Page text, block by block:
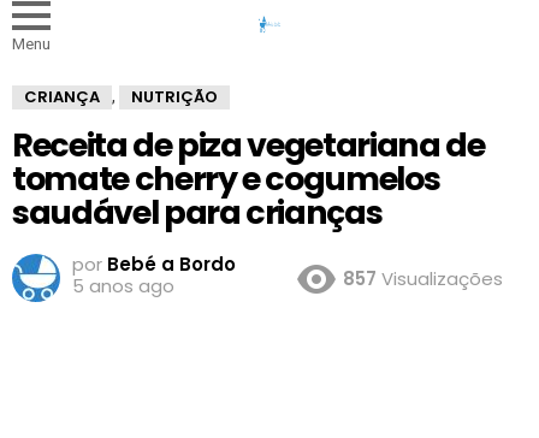
Menu
CRIANÇA , NUTRIÇÃO
Receita de piza vegetariana de
tomate cherry e cogumelos
saudável para crianças
por Bebé a Bordo
5 anos ago
857 Visualizações